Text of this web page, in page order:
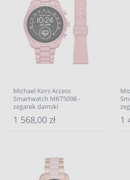
Michael Kors Access
Smartwatch MKT5098 -
zegarek damski
1 568,00 zł 1